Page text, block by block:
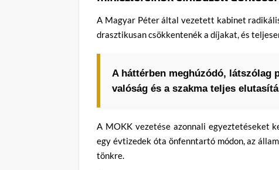
A Magyar Péter által vezetett kabinet
drasztikusan csökkentenék a díjakat, és
A háttérben meghúzódó, látszólag
valóság és a szakma teljes
A MOKK vezetése azonnali egyeztetéseket
egy évtizedek óta önfenntartó módon, az
tönkre.